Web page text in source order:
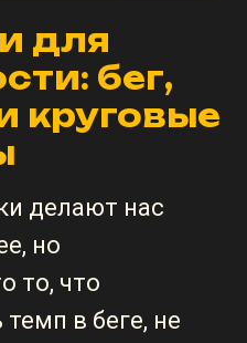
для
бег,
круговые
делают нас
но
то, что
в беге, не